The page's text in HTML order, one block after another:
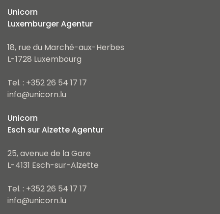
Unicorn
Luxemburger Agentur
18, rue du Marché-aux-Herbes
L-1728 Luxembourg
Tel. : +352 26 54 17 17
info@unicorn.lu
Unicorn
Esch sur Alzette Agentur
25, avenue de la Gare
L-4131 Esch-sur-Alzette
Tel. : +352 26 54 17 17
info@unicorn.lu